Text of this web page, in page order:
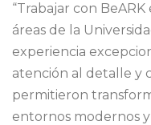
“Trabajar con
áreas de la
experiencia
atención al detalle y
permitieron
entornos modernos